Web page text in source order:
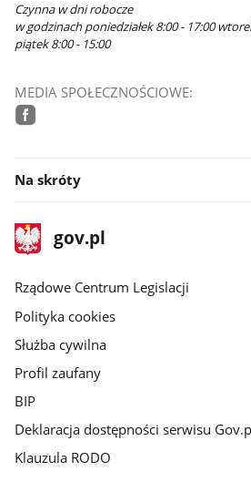
Czynna w dni robocze
w godzinach poniedziałek 8:00 - 17:00
piątek 8:00 - 15:00
MEDIA SPOŁECZNOŚCIOWE:
Na skróty
stopka
gov.plStrona
gov.pl
Rządowe Centrum Legislacji
Polityka cookies
Służba cywilna
Profil zaufany
BIP
Deklaracja dostępności serwisu
Klauzula RODO